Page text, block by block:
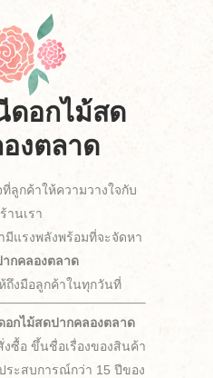
ดอกไม้สด
งตลาด
ลูกค้าให้ความวางใจกับ
านเรา
มีแรงพลังพร้อมที่จะจัดหา
กคลองตลาด
ถึงมือลูกค้าในทุกวันที่
อกไม้สดปากคลองตลาด
งซื้อ ขึ้นชื่อเรื่องของสินค้า
ระสบการณ์กว่า 15 ปีของ